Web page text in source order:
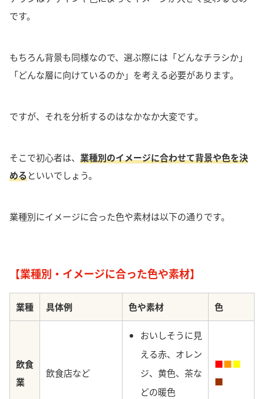
です。
もちろん背景も同様なので、選ぶ際には 「どんなチラシか」
「どんな層に向けているのか」 を考える必要があります。
ですが、それを分析するのはなかなか大変です。
そこで初心者は、 業種別のイメージに合わせて背景や色を決
めるといいでしょう。
業種別にイメージに合った色や素材は以下の通りです。
【業種別・イメージに合った色や素材】
業種 具体例 色や素材 色
飲食
業
飲食店など
おいしそうに見
える赤、オレン
ジ、黄色、茶な
どの暖色
■■■
■